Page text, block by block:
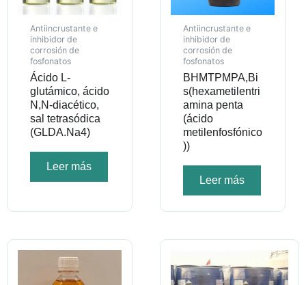
Antiincrustante e
inhibidor de
corrosión de
fosfonatos
Ácido L-
glutámico, ácido
N,N-diacético,
sal tetrasódica
(GLDA.Na4)
Leer más
Antiincrustante e
inhibidor de
corrosión de
fosfonatos
BHMTPMPA,Bi
s(hexametilentri
amina penta
(ácido
metilenfosfónico
))
Leer más